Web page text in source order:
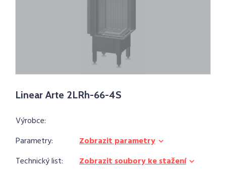
Linear Arte 2LRh-66-4S
Výrobce:
Parametry:
Zobrazit parametry
Technický list:
Zobrazit soubory ke stažení